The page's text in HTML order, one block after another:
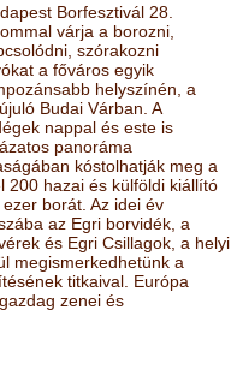
Borfesztivál 28.
várja a borozni,
szórakozni
a főváros egyik
helyszínén, a
Budai Várban. A
nappal és este is
panoráma
kóstolhatják meg a
200 hazai és külföldi kiállító
borát. Az idei év
az Egri borvidék, a
és Egri Csillagok, a helyi
megismerkedhetünk a
titkaival. Európa
zenei és